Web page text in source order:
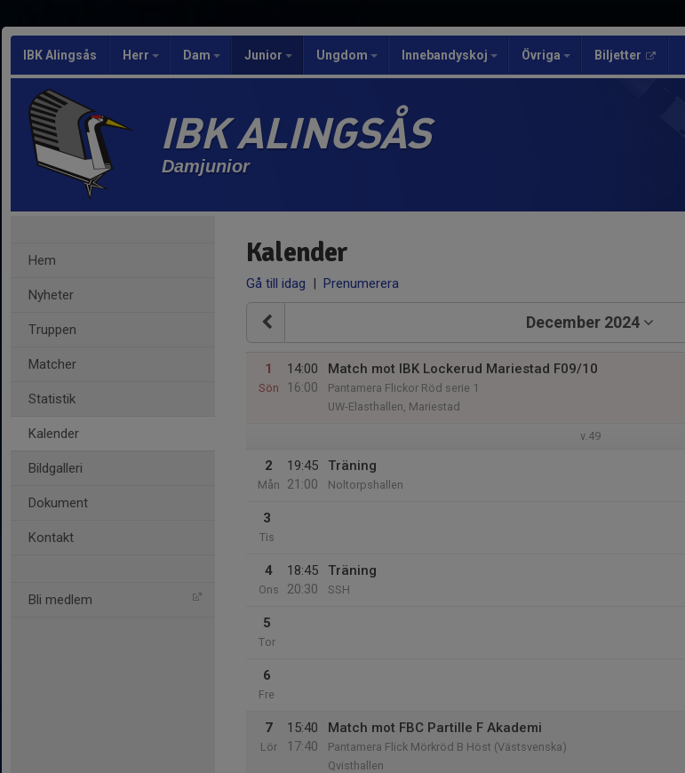
IBK Alingsås Herr Dam Junior Ungdom Innebandyskoj Övriga Biljetter
IBK ALINGSÅS
Damjunior
Hem
Nyheter
Truppen
Matcher
Statistik
Kalender
Bildgalleri
Dokument
Kontakt
Bli medlem
Kalender
Gå till idag | Prenumerera
December 2024
1
Sön
14:00
16:00
Match mot IBK Lockerud Mariestad F09/10
Pantamera Flickor Röd serie 1
UW-Elasthallen, Mariestad
v.49
2
Mån
19:45
21:00
Träning
Noltorpshallen
3
Tis
4
Ons
18:45
20:30
Träning
SSH
5
Tor
6
Fre
7
Lör
15:40
17:40
Match mot FBC Partille F Akademi
Pantamera Flick Mörkröd B Höst (Västsvenska)
Qvisthallen